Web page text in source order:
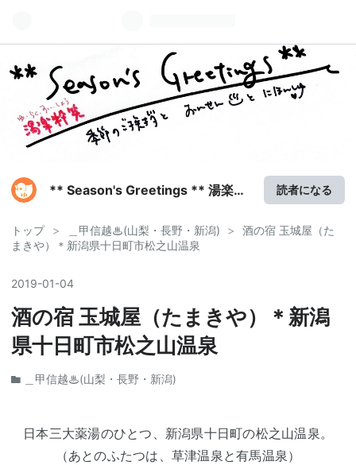
** Season's Greetings ** 湯楽粋
読者になる
トップ > ＿甲信越♨(山梨・長野・新潟) >
酒の宿 玉城屋（た
まきや）＊新潟県十日町市松之山温泉
2019-01-04
酒の宿 玉城屋（たまきや）＊新潟
県十日町市松之山温泉
＿甲信越♨(山梨・長野・新潟)
日本三大薬湯のひとつ、新潟県十日町の松之山温泉。
（あとのふたつは、草津温泉と有馬温泉）